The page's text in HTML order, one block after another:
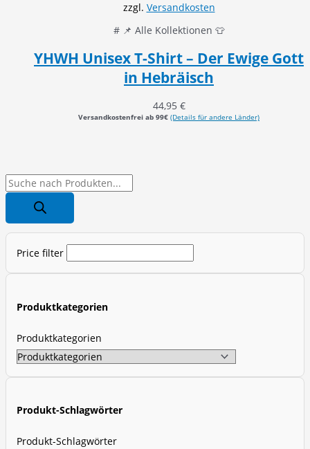
P
o
d
c
Price filter
Produktkategorien
Produktkategorien
Produkt-Schlagwörter
Produkt-Schlagwörter
zzgl. Versandkosten
# 📌 Alle Kollektionen 👕
YHWH Unisex T-Shirt – Der Ewige Gott
in Hebräisch
44,95 €
Versandkostenfrei ab 99€ (Details für andere Länder)